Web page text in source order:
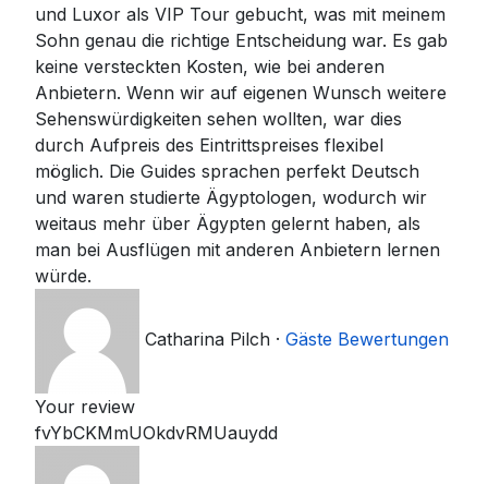
und Luxor als VIP Tour gebucht, was mit meinem
Sohn genau die richtige Entscheidung war. Es gab
keine versteckten Kosten, wie bei anderen
Anbietern. Wenn wir auf eigenen Wunsch weitere
Sehenswürdigkeiten sehen wollten, war dies
durch Aufpreis des Eintrittspreises flexibel
möglich. Die Guides sprachen perfekt Deutsch
und waren studierte Ägyptologen, wodurch wir
weitaus mehr über Ägypten gelernt haben, als
man bei Ausflügen mit anderen Anbietern lernen
würde.
Catharina Pilch · Gäste Bewertungen
Your review
fvYbCKMmUOkdvRMUauydd